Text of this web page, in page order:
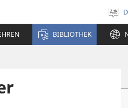
BIBLIOTHEK